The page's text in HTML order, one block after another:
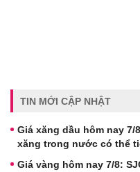
TIN MỚI CẬP NHẬT
Giá xăng dầu hôm nay
xăng trong nước có thể
Giá vàng hôm nay 7/8: